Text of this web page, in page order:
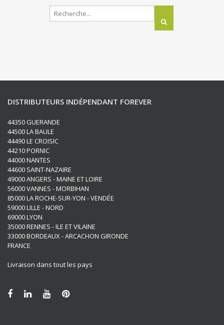
DISTRIBUTEURS INDÉPENDANT FOREVER
44350 GUERANDE
44500 LA BAULE
44490 LE CROISIC
44210 PORNIC
44000 NANTES
44600 SAINT-NAZAIRE
49000 ANGERS - MAINE ET LOIRE
56000 VANNES - MORBIHAN
85000 LA ROCHE-SUR-YON - VENDÉE
59000 LILLE - NORD
69000 LYON
35000 RENNES - ILE ET VILAINE
33000 BORDEAUX - ARCACHON GIRONDE
FRANCE
Livraison dans tout les pays